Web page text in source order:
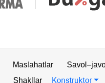
Maslahatlar
Shakllar Konstruktor